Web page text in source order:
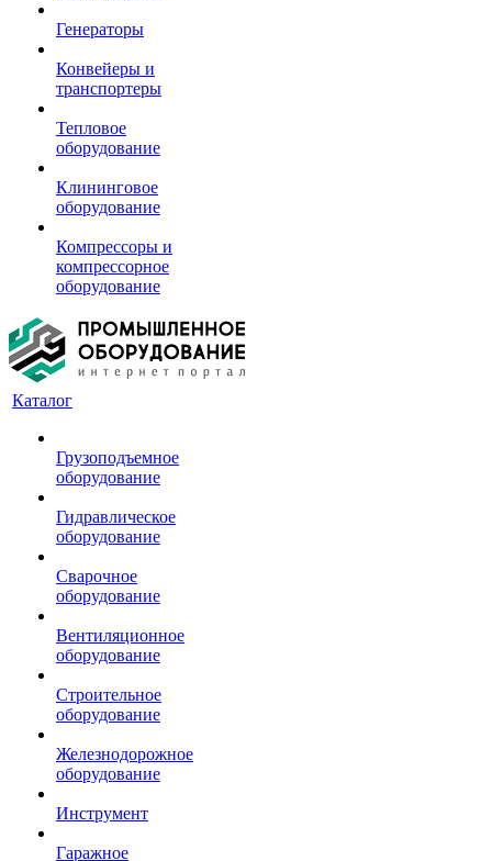
Генераторы
Конвейеры и
транспортеры
Тепловое
оборудование
Клининговое
оборудование
Компрессоры и
компрессорное
оборудование
Каталог
Грузоподъемное
оборудование
Гидравлическое
оборудование
Сварочное
оборудование
Вентиляционное
оборудование
Строительное
оборудование
Железнодорожное
оборудование
Инструмент
Гаражное